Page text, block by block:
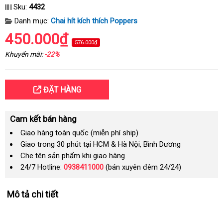
Sku: 4432
Danh mục: Chai hít kích thích Poppers
450.000₫ 576.000₫
Khuyến mãi:-22%
ĐẶT HÀNG
Cam kết bán hàng
Giao hàng toàn quốc (miễn phí ship)
Giao trong 30 phút tại HCM & Hà Nội, Bình Dương
Che tên sản phẩm khi giao hàng
24/7 Hotline: 0938411000 (bán xuyên đêm 24/24)
Mô tả chi tiết